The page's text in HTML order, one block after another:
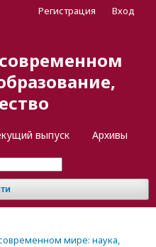
выпуск Архивы
Регистрация Вход
мире: наука,